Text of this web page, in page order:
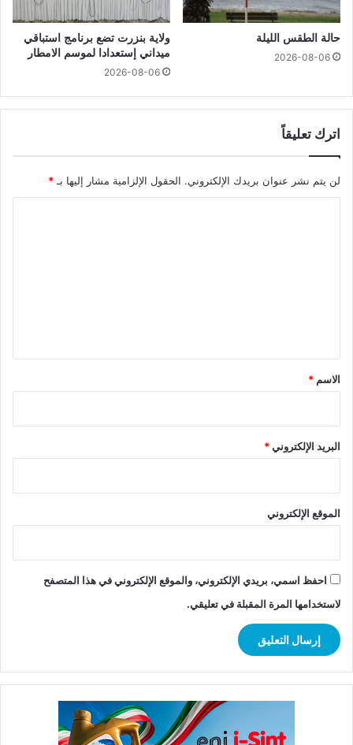
حالة الطقس الليلة
2026-08-06
ولاية بنزرت تضع برنامج استباقي
ميداني إستعدادا لموسم الامطار
2026-08-06
اترك تعليقاً
لن يتم نشر عنوان بريدك الإلكتروني. الحقول الإلزامية مشار إليها بـ *
*
الاسم *
البريد الإلكتروني*
الموقع الإلكتروني
احفظ اسمي، بريدي الإلكتروني، والموقع الإلكتروني في هذا المتصفح
لاستخدامها المرة المقبلة في تعليقي.